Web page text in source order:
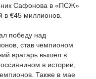
Сафонова в «ПСЖ»
в €45 миллионов.
победу над
став чемпионом
вратарь вышел в
в истории,
Также в мае